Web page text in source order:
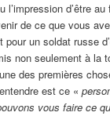
d’être au
de ce que vous
pour un soldat russe
non seulement à la
des premières
est ce «
vous faire ce